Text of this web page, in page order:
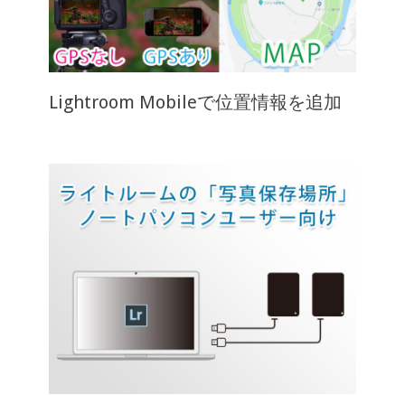
Lightroom Mobileで位置情報を追加